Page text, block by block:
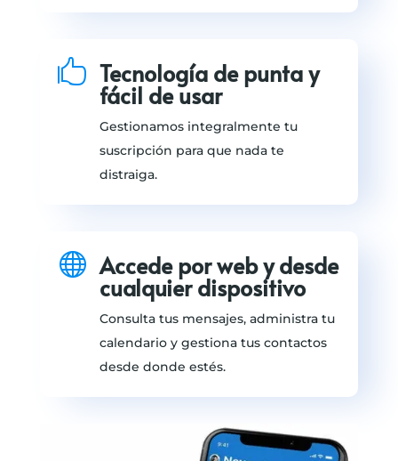
 Tecnología de punta y
fácil de usar
Gestionamos integralmente tu
suscripción para que nada te
distraiga.
 Accede por web y desde
cualquier dispositivo
Consulta tus mensajes, administra tu
calendario y gestiona tus contactos
desde donde estés.